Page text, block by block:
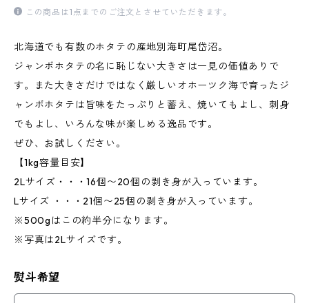
この商品は1点までのご注文とさせていただきます。
北海道でも有数のホタテの産地別海町尾岱沼。
ジャンボホタテの名に恥じない大きさは一見の価値ありで
す。また大きさだけではなく厳しいオホーツク海で育ったジ
ャンボホタテは旨味をたっぷりと蓄え、焼いてもよし、刺身
でもよし、いろんな味が楽しめる逸品です。
ぜひ、お試しください。
【1kg容量目安】
2Lサイズ・・・16個〜20個の剥き身が入っています。
Lサイズ ・・・21個〜25個の剥き身が入っています。
※500gはこの約半分になります。
※写真は2Lサイズです。
熨斗希望